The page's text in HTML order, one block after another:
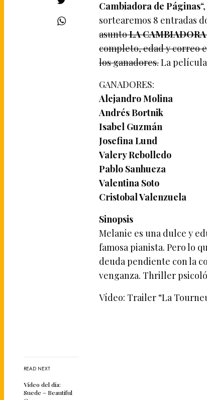
READ NEXT
Vídeo del día:
Suede – Beautiful
Cambiadora de Páginas
sortearemos 8 entradas
asuntoLA
completo, edad y correo
los ganadores.La película
GANADORES:
Alejandro Molina
Andrés Bortnik
Isabel Guzmán
Josefina Lund
Valery Rebolledo
Pablo Sanhueza
Valentina Soto
Cristobal Valenzuela
Sinopsis
Melanie es una dulce y
famosa pianista. Pero lo
deuda pendiente con la
venganza. Thriller
Vídeo: Trailer “La